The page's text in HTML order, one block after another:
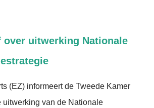
over uitwerking Nationale
(EZ) informeert de Tweede Kamer
uitwerking van de Nationale